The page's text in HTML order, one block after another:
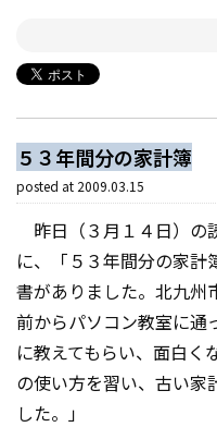
５３年間分の家計簿
posted at 2009.03.15
昨日（３月１４日）の
に、「５３年間分の家
書がありました。北九州
前からパソコン教室に通
に教えてもらい、面白く
の使い方を習い、古い家
した。」